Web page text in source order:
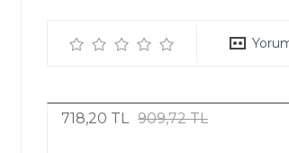
718,20 TL 909,72 TL